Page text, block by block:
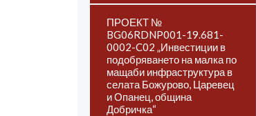
ПРОЕКТ №
BG06RDNP001-19.681-
0002-C02 „Инвестиции в
подобряването на малка по
мащаби инфраструктура в
селата Божурово, Царевец
и Опанец, община
Добричка“